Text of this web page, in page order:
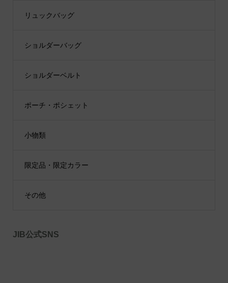
リュックバッグ
ショルダーバッグ
ショルダーベルト
ポーチ・ポシェット
小物類
限定品・限定カラー
その他
JIB公式SNS